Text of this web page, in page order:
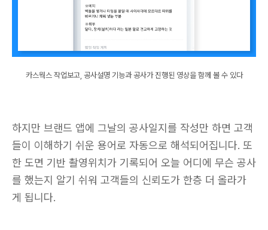
카스웍스 작업보고, 공사설명 기능과 공사가 진행된 영상을 함께 볼 수 있다
하지만 브랜드 앱에 그날의 공사일지를 작성만 하면 고객
들이 이해하기 쉬운 용어로 자동으로 해석되어집니다. 또
한 도면 기반 촬영위치가 기록되어 오늘 어디에 무슨 공사
를 했는지 알기 쉬워 고객들의 신뢰도가 한층 더 올라가
게 됩니다.